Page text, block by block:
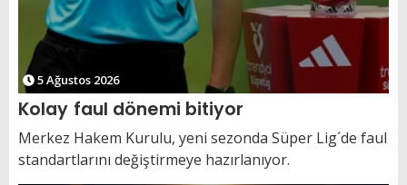
5 Ağustos 2026
Kolay faul dönemi bitiyor
Merkez Hakem Kurulu, yeni sezonda Süper Lig´de faul
standartlarını değiştirmeye hazırlanıyor.